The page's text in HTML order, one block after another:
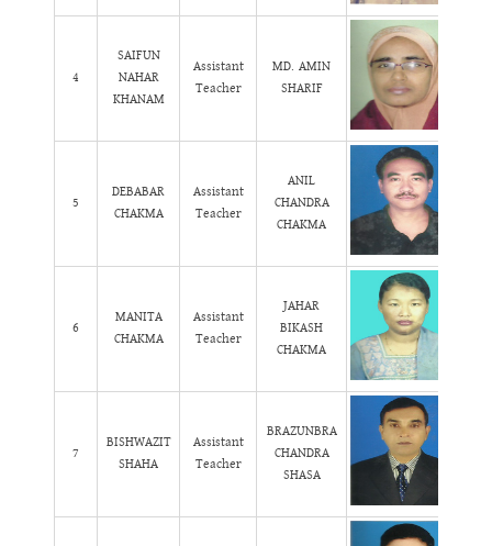
4
SAIFUN
NAHAR
KHANAM
Assistant
Teacher
MD. AMIN
SHARIF
5
DEBABAR
CHAKMA
Assistant
Teacher
ANIL
CHANDRA
CHAKMA
6
MANITA
CHAKMA
Assistant
Teacher
JAHAR
BIKASH
CHAKMA
7
BISHWAZIT
SHAHA
Assistant
Teacher
BRAZUNBRA
CHANDRA
SHASA